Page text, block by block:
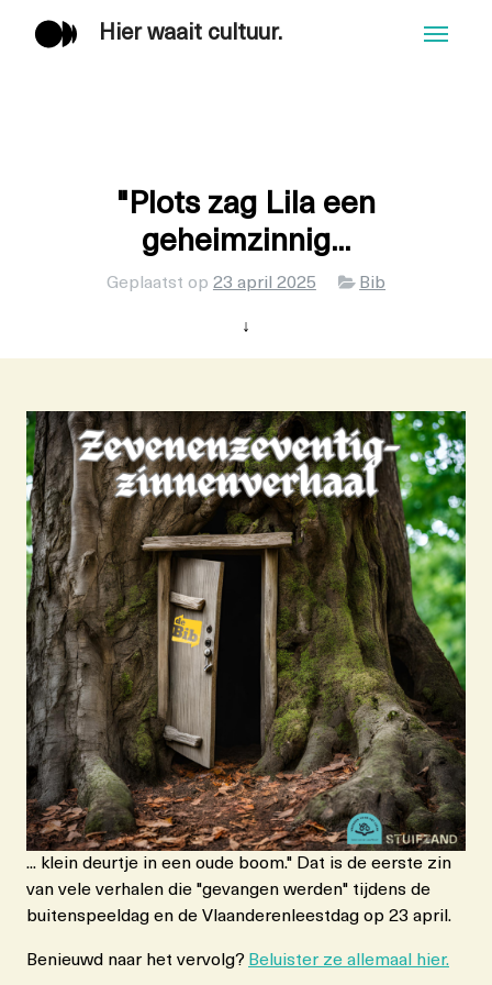
Hier waait cultuur. Menu
"Plots zag Lila een
geheimzinnig...
Geplaatst op 23 april 2025 Categorieën
Bib
↓
... klein deurtje in een oude boom." Dat is de eerste zin
van vele verhalen die "gevangen werden" tijdens de
buitenspeeldag en de Vlaanderenleestdag op 23 april.
Benieuwd naar het vervolg? Beluister ze allemaal hier.